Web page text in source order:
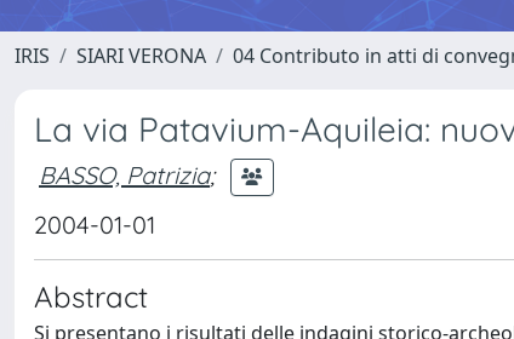
IRIS SIARI VERONA 04 Contributo in atti di
La via Patavium-Aquileia:
BASSO, Patrizia;
2004-01-01
Abstract
Si presentano i risultati delle indagini storico-